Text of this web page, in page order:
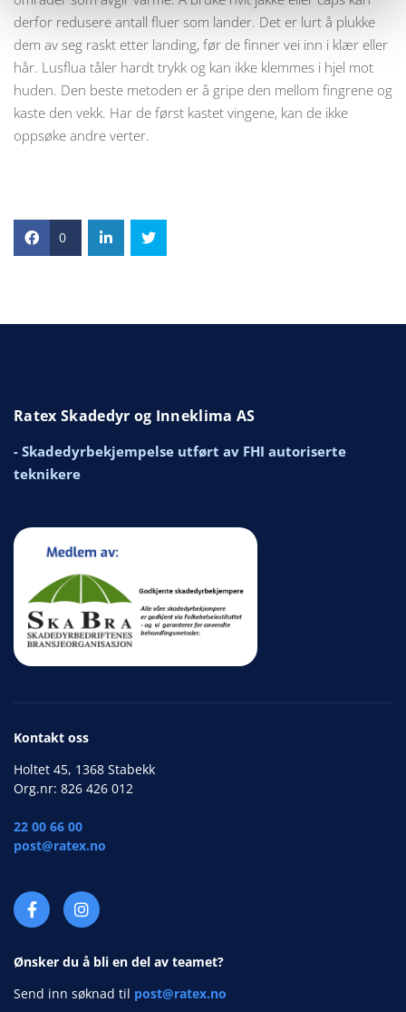
derfor redusere antall fluer som lander. Det er lurt å plukke
dem av seg raskt etter landing, før de finner vei inn i klær eller
hår. Lusflua tåler hardt trykk og kan ikke klemmes i hjel mot
huden. Den beste metoden er å gripe den mellom fingrene og
kaste den vekk. Har de først kastet vingene, kan de ikke
oppsøke andre verter.
0
Ratex Skadedyr og Inneklima AS
- Skadedyrbekjempelse utført av FHI autoriserte
teknikere
Kontakt oss
Holtet 45, 1368 Stabekk
Org.nr: 826 426 012
22 00 66 00
post@ratex.no
Ønsker du å bli en del av teamet?
Send inn søknad til post@ratex.no